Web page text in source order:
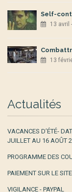
Self-
13 avril
13
Actualités
VACANCES D’ÉTÉ-
JUILLET AU 16 AOÛT
PROGRAMME DES
PAIEMENT SUR LE
VIGILANCE - PAYPAL